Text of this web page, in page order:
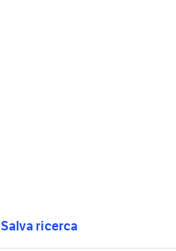
Salva ricerca